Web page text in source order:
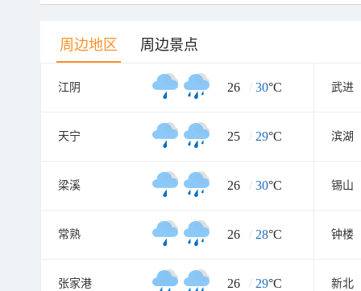
周边地区 周边景点
江阴 26 / 30°C 武进
天宁 25 / 29°C 滨湖
梁溪 26 / 30°C 锡山
常熟 26 / 28°C 钟楼
张家港 26 / 29°C 新北